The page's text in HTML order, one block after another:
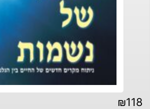
₪118